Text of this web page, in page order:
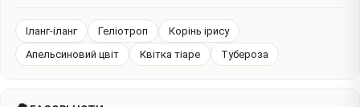
Іланг-іланг Геліотроп
Корінь ірису
Апельсиновий цвіт
Квітка тіаре Тубероза